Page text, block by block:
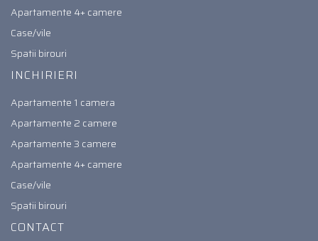
Apartamente 4+ camere
Case/vile
Spatii birouri
INCHIRIERI
Apartamente 1 camera
Apartamente 2 camere
Apartamente 3 camere
Apartamente 4+ camere
Case/vile
Spatii birouri
CONTACT